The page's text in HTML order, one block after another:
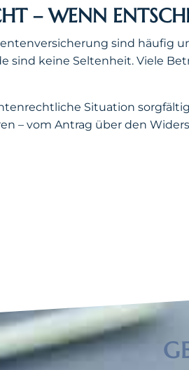
– WENN
sind häufig
sind keine Seltenheit. Viele
Situation
– vom Antrag über den